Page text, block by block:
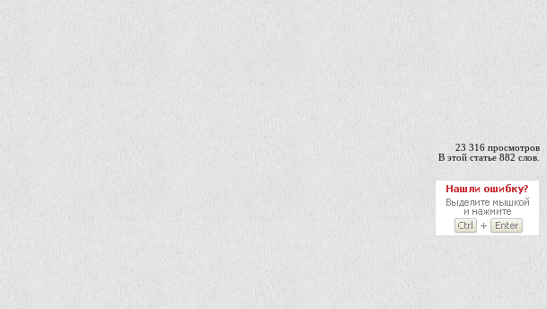
23 316 просмотров
В этой статье 882 слов.